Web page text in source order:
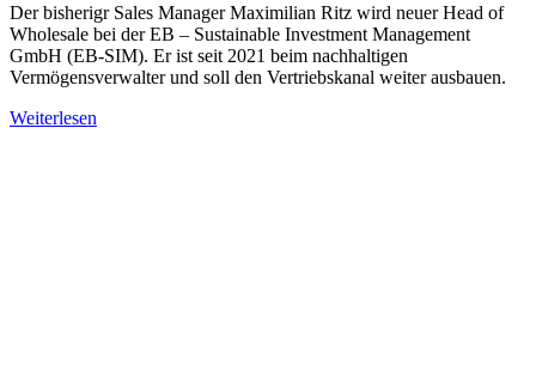
Der bisherigr Sales Manager Maximilian Ritz wird neuer Head of
Wholesale bei der EB – Sustainable Investment Management
GmbH (EB-SIM). Er ist seit 2021 beim nachhaltigen
Vermögensverwalter und soll den Vertriebskanal weiter ausbauen.
Weiterlesen